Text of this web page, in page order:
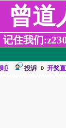
曾道
记住我们
〗 投诉 开奖